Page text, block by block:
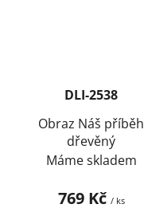
DLI-2538
Obraz Náš příběh
dřevěný
Máme skladem
769 Kč / ks